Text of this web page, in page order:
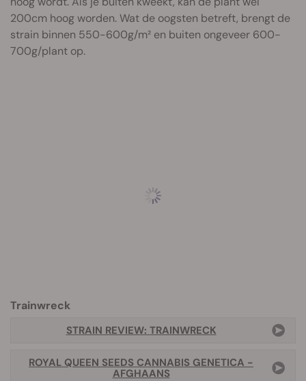
200cm hoog worden. Wat de oogsten betreft, brengt de
strain binnen 550-600g/m² en buiten ongeveer 600-
700g/plant op.
Trainwreck
STRAIN REVIEW: TRAINWRECK
ROYAL QUEEN SEEDS CANNABIS GENETICA -
AFGHAANS